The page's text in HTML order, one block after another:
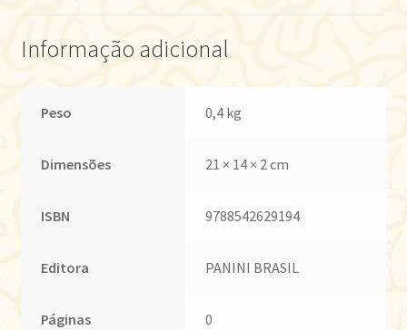
Informação adicional
Peso 0,4 kg
Dimensões 21 × 14 × 2 cm
ISBN 9788542629194
Editora PANINI BRASIL
Páginas 0